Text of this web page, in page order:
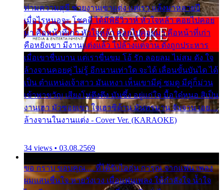
ท่ามความสุขี ช่วยงานเขาแต่ง แต่เรา แล้งมาหลายปี
เมื่อไรหนอจะ โชคดี ได้มีพิธีวิวาห์ หัวใจหล้า คอยไปคอย
มา คือหน้าที่เก่า หัวใจหล้า คอยไปคอยมา คือหน้าที่เก่า
คือหยังเขา มีงานแต่งแล้ว ไปล้างแต่จาน ดั่งถูกประหาร
เมื่อเขาชื่นบาน แต่เราขื่นขม โอ้ รัก ลอยลม ไม่สม ดัง ใจ
ล้างจานคอยคู่ ไม่รู้ อีกนานเท่าใด จะได้ เลื่อนขั้นบันได ได้
เป็น ตำแหน่งเจ้าสาว มันเหงา เห็นเขามีคู่ ซมดู มีคู่ก็ม่วน
เข้าพาขวัญ เสียงโห่ตึงตึง มันซึ้ง อยู่แก่ใจ มื้อใด๋หนอ สิเป็น
งานเฮา มัวซอยเขา ใจเฮาซิด้าน มันทรมาน จับจาน เอย…
ล้างจานในงานแต่ง - Cover Ver. (KARAOKE)
34 views • 03.08.2569
ขอ กราบ ขอบคุณ.... ที่ได้รับไออุ่น การุณ จากแฟน เพลง
ผมแสนชื่นใจ หายวังเวง เมื่อแฟนเพลง ให้กำลังใจ น้ำใจ